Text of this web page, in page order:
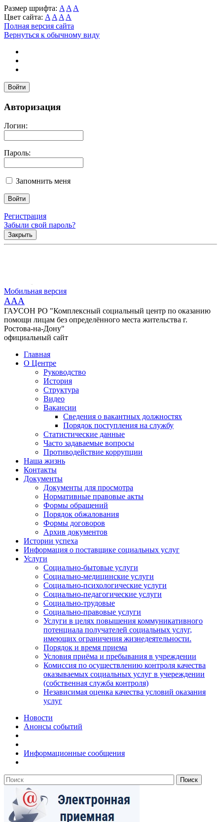
Размер шрифта: A A A
Цвет сайта: A A A A
Полная версия сайта
Вернуться к обычному виду
Войти
Авторизация
Логин:
Пароль:
Запомнить меня
Регистрация
Забыли свой пароль?
Закрыть
Мобильная версия
AAA
ГАУСОН РО "Комплексный социальный центр по оказанию
помощи лицам без определённого места жительства г.
Ростова-на-Дону"
официальный сайт
Главная
О Центре
Руководство
История
Структура
Видео
Вакансии
Сведения о вакантных должностях
Порядок поступления на службу
Статистические данные
Часто задаваемые вопросы
Противодействие коррупции
Наша жизнь
Контакты
Документы
Документы для просмотра
Нормативные правовые акты
Формы обращений
Порядок обжалования
Формы договоров
Архив документов
Истории успеха
Информация о поставщике социальных услуг
Услуги
Социально-бытовые услуги
Социально-медицинские услуги
Социально-психологические услуги
Социально-педагогические услуги
Социально-трудовые
Социально-правовые услуги
Услуги в целях повышения коммуникативного
потенциала получателей социальных услуг,
имеющих ограничения жизнедеятельности.
Порядок и время приема
Условия приёма и пребывания в учреждении
Комиссия по осуществлению контроля качества
оказываемых социальных услуг в учереждении
(собственная служба контроля)
Независимая оценка качества условий оказания
услуг
Новости
Анонсы событий
Информационные сообщения